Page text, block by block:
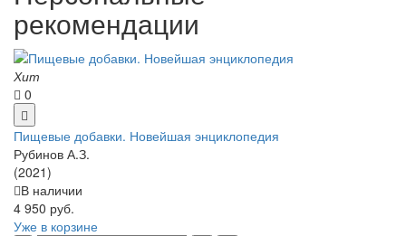
рекомендации
Хит
0
Пищевые добавки. Новейшая энциклопедия
Рубинов А.З.
(2021)
В наличии
4 950 руб.
Уже в корзине